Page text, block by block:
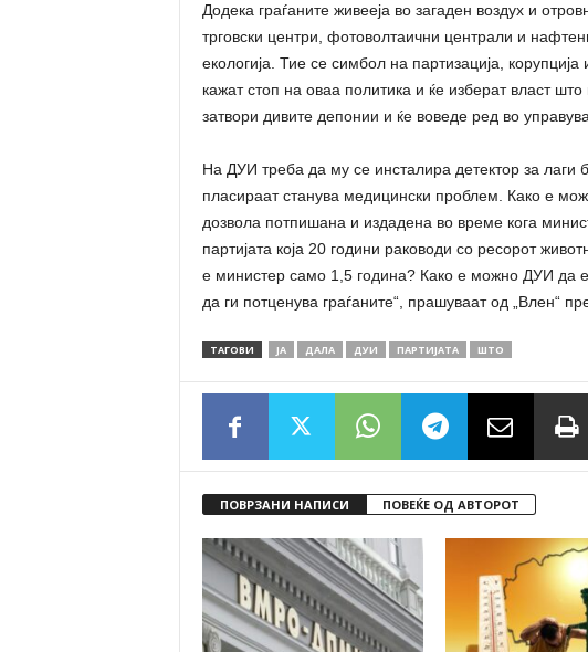
Додека граѓаните живееја во загаден воздух и
трговски центри, фотоволтаични централи и
екологија. Тие се симбол на партизација,
кажат стоп на оваа политика и ќе изберат власт
затвори дивите депонии и ќе воведе ред во
На ДУИ треба да му се инсталира детектор за лаги
пласираат станува медицински проблем. Како е
дозвола потпишана и издадена во време кога
партијата која 20 години раководи со ресорот
е министер само 1,5 година? Како е можно ДУИ да е
да ги потценува граѓаните“, прашуваат од „Влен“
ТАГОВИ ЈА ДАЛА ДУИ ПАРТИЈАТА ШТО
ПОВРЗАНИ НАПИСИ ПОВЕЌЕ ОД АВТОРОТ